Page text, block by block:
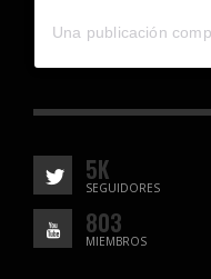
5K
SEGUIDORES
803
MIEMBROS